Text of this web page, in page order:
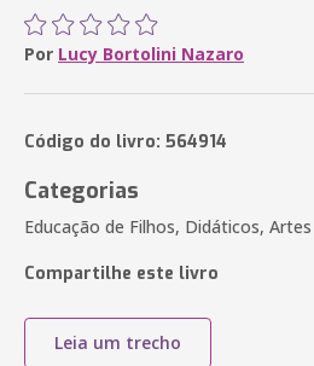
Por Lucy Bortolini Nazaro
Código do livro: 564914
Categorias
Educação de Filhos, Didáticos,
Compartilhe este livro
Leia um trecho